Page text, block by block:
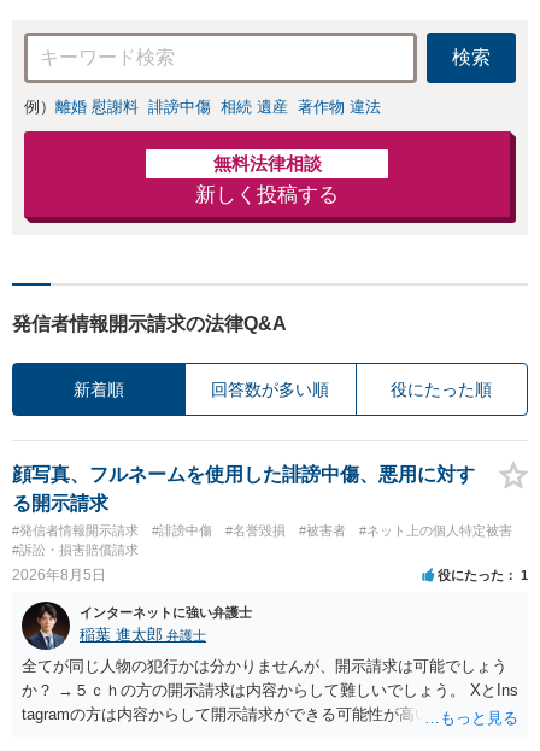
検索
例） 離婚 慰謝料 誹謗中傷 相続 遺産 著作物 違法
無料法律相談
新しく投稿する
発信者情報開示請求の法律Q&A
新着順 回答数が多い順 役にたった順
顔写真、フルネームを使用した誹謗中傷、悪用に対す
る開示請求
#発信者情報開示請求 #誹謗中傷 #名誉毀損 #被害者
#ネット上の個人特定被害
#訴訟・損害賠償請求
2026年8月5日 役にたった 1
インターネットに強い弁護士
稲葉 進太郎 弁護士
全てが同じ人物の犯行かは分かりませんが、開示請求は可能でしょう
か？ →５ｃｈの方の開示請求は内容からして難しいでしょう。 XとIns
tagramの方は内容からして開示請求ができる可能性が高いでしょう。